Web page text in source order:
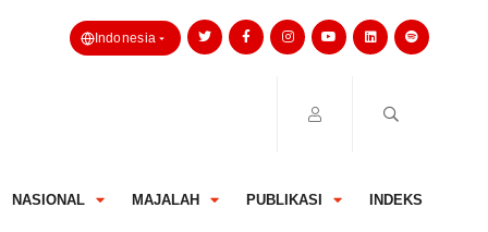
Indonesia
NASIONAL MAJALAH PUBLIKASI INDEKS